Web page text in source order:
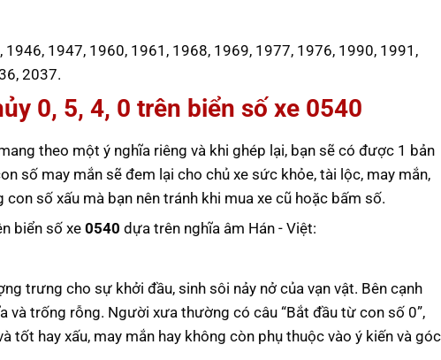
1947, 1960, 1961, 1968, 1969, 1977, 1976, 1990, 1991,
2037.
0, 5, 4, 0 trên biển số xe 0540
theo một ý nghĩa riêng và khi ghép lại, bạn sẽ có được 1 bản
số may mắn sẽ đem lại cho chủ xe sức khỏe, tài lộc, may mắn,
số xấu mà bạn nên tránh khi mua xe cũ hoặc bấm số.
biển số xe 0540 dựa trên nghĩa âm Hán - Việt:
trưng cho sự khởi đầu, sinh sôi nảy nở của vạn vật. Bên cạnh
trống rỗng. Người xưa thường có câu “Bắt đầu từ con số 0”,
hay xấu, may mắn hay không còn phụ thuộc vào ý kiến và góc